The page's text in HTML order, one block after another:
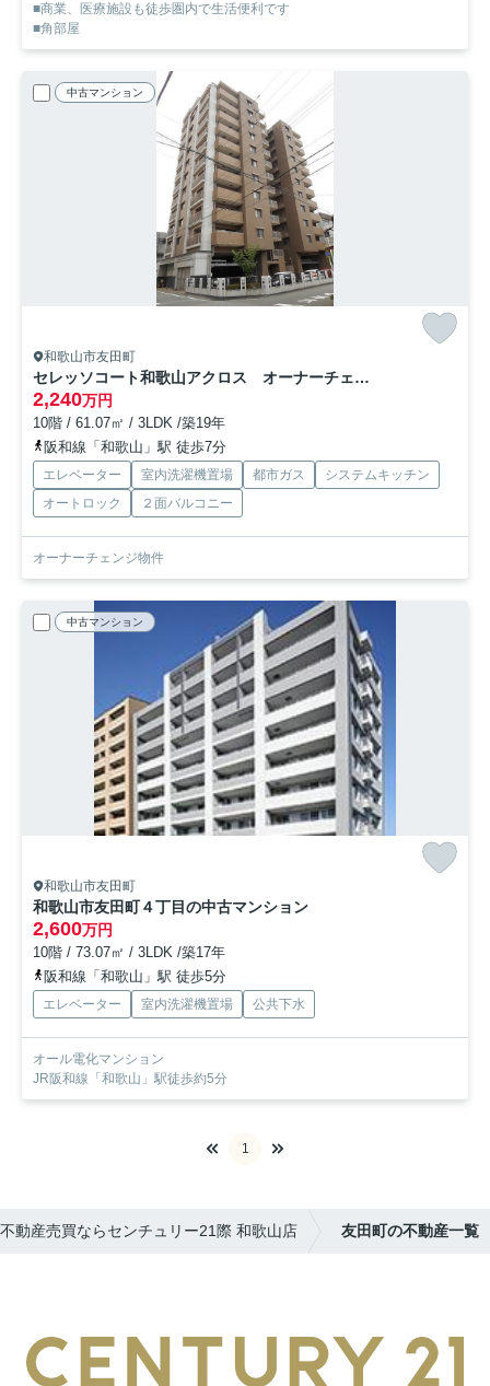
■商業、医療施設も徒歩圏内で生活便利です
■角部屋
中古マンション
和歌山市友田町
セレッソコート和歌山アクロス オーナーチェンジ物件
2,240万円
10階 / 61.07㎡ / 3LDK /築19年
阪和線「和歌山」駅 徒歩7分
エレベーター 室内洗濯機置場 都市ガス
システムキッチン
オートロック
２面バルコニー
オーナーチェンジ物件
中古マンション
和歌山市友田町
和歌山市友田町４丁目の中古マンション
2,600万円
10階 / 73.07㎡ / 3LDK /築17年
阪和線「和歌山」駅 徒歩5分
エレベーター 室内洗濯機置場 公共下水
オール電化マンション
JR阪和線「和歌山」駅徒歩約5分
1
動産売買ならセンチュリー21際 和歌山店 友田町の不動産一覧